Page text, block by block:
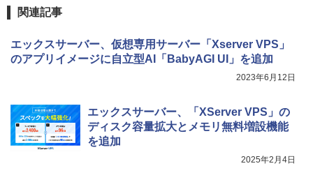
関連記事
エックスサーバー、仮想専用サーバー「Xserver VPS」
のアプリイメージに自立型AI「BabyAGI UI」を追加
2023年6月12日
エックスサーバー、「XServer VPS」の
ディスク容量拡大とメモリ無料増設機能
を追加
2025年2月4日